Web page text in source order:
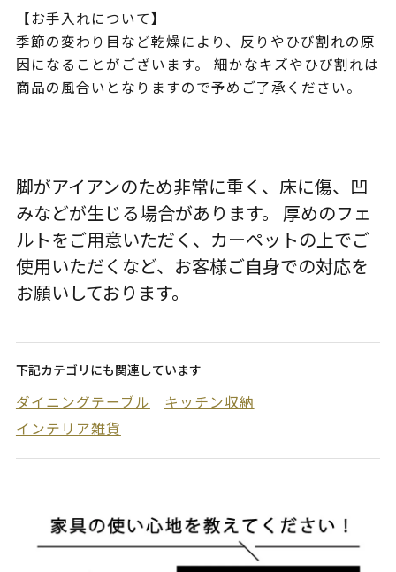
【お手入れについて】
季節の変わり目など乾燥により、反りやひび割れの原
因になることがございます。 細かなキズやひび割れは
商品の風合いとなりますので予めご了承ください。
脚がアイアンのため非常に重く、床に傷、凹
みなどが生じる場合があります。 厚めのフェ
ルトをご用意いただく、カーペットの上でご
使用いただくなど、お客様ご自身での対応を
お願いしております。
下記カテゴリにも関連しています
ダイニングテーブル
キッチン収納
インテリア雑貨